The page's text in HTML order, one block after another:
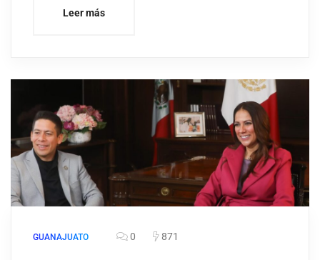
Leer más
GUANAJUATO 0 871